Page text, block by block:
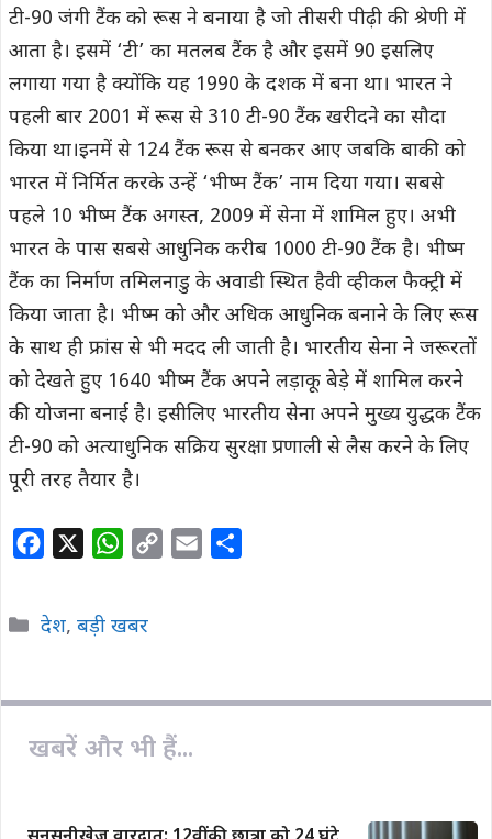
टी-90 जंगी टैंक को रूस ने बनाया है जो तीसरी पीढ़ी की श्रेणी में
आता है। इसमें ‘टी’ का मतलब टैंक है और इसमें 90 इसलिए
लगाया गया है क्योंकि यह 1990 के दशक में बना था। भारत ने
पहली बार 2001 में रूस से 310 टी-90 टैंक खरीदने का सौदा
किया था।इनमें से 124 टैंक रूस से बनकर आए जबकि बाकी को
भारत में निर्मित करके उन्हें ‘भीष्म टैंक’ नाम दिया गया। सबसे
पहले 10 भीष्म टैंक अगस्त, 2009 में सेना में शामिल हुए। अभी
भारत के पास सबसे आधुनिक करीब 1000 टी-90 टैंक है। भीष्म
टैंक का निर्माण तमिलनाडु के अवाडी स्थित हैवी व्हीकल फैक्ट्री में
किया जाता है। भीष्म को और अधिक आधुनिक बनाने के लिए रूस
के साथ ही फ्रांस से भी मदद ली जाती है। भारतीय सेना ने जरूरतों
को देखते हुए 1640 भीष्म टैंक अपने लड़ाकू बेड़े में शामिल करने
की योजना बनाई है। इसीलिए भारतीय सेना अपने मुख्य युद्धक टैंक
टी-90 को अत्याधुनिक सक्रिय सुरक्षा प्रणाली से लैस करने के लिए
पूरी तरह तैयार है।
e
o
k
W
t
A
i
k
Categories
देश, बड़ी खबर
खबरें और भी हैं...